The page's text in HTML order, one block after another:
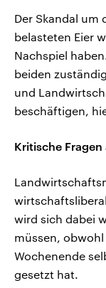
Der Skandal um
belasteten Eier
Nachspiel
beiden
und
beschäftigen,
Kritische
wird sich dabei
müssen,
Wochenende
gesetzt hat.